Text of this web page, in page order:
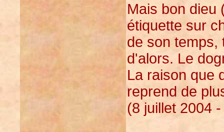
Mais bon dieu
étiquette sur
de son temps,
d'alors. Le
La raison que
reprend de
(8 juillet 2004